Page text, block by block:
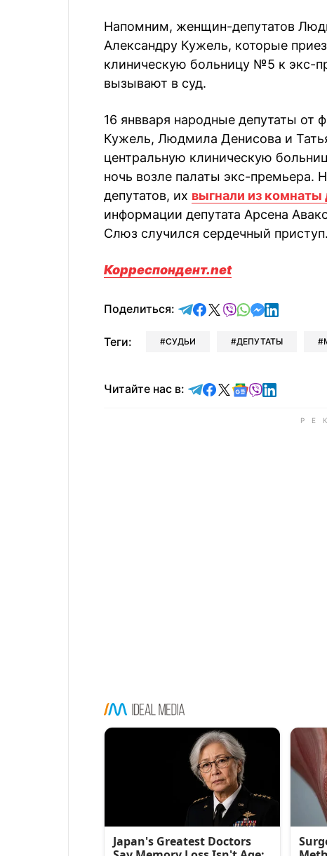
Напомним, женщин-депутатов
Александру Кужель, которые
клиническую больницу №5 к экс-
вызывают в суд.
16 янвваря народные депутаты от
Кужель, Людмила Денисова и
центральную клиническую
ночь возле палаты экс-
депутатов, их выгнали из комнаты
информации депутата Арсена
Слюз случился сердечный приступ.
Корреспондент.net
Поделиться: отправить в Telegram
поделиться в
поделиться в X
отправить в Viber
отправить в
отправить
Теги: СУДЬИ ДЕПУТАТЫ
Читайте нас в: Читайте в Telegram
Читайте в Facebook
Читайте в X
Читайте в
Читайте в
Читайте